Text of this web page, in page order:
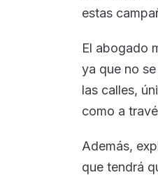
estas
El abogado
ya que no
las calles,
como a
Además,
que tendrá